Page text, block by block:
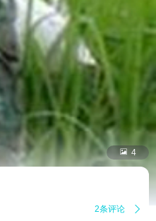
 4
2条评论 